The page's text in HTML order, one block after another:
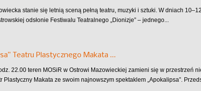
stanie się letnią sceną pełną teatru, muzyki i sztuki. W dniach
odsłonie Festiwalu Teatralnego „Dionizje” – jednego...
Teatru Plastycznego Makata …
22.00 teren MOSiR w Ostrowi Mazowieckiej zamieni się w przestrzeń
Plastyczny Makata ze swoim najnowszym spektaklem „Apokalipsa”.